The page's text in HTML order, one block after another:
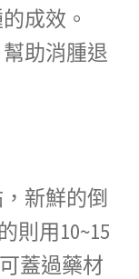
成效。
助消腫退
新鮮的倒
則用10~15
蓋過藥材